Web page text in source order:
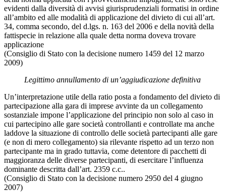
evidenti dalla diversità di avvisi giurisprudenziali formatisi in ordine
all’ambito ed alle modalità di applicazione del divieto di cui all’art.
34, comma secondo, del d.lgs. n. 163 del 2006 e della novità della
fattispecie in relazione alla quale detta norma doveva trovare
applicazione
(Consiglio di Stato con la decisione numero 1459 del 12 marzo
2009)
Legittimo annullamento di un’aggiudicazione definitiva
Un’interpretazione utile della ratio posta a fondamento del divieto di
partecipazione alla gara di imprese avvinte da un collegamento
sostanziale impone l’applicazione del principio non solo al caso in
cui partecipino alle gare società controllanti e controllate ma anche
laddove la situazione di controllo delle società partecipanti alle gare
(e non di mero collegamento) sia rilevante rispetto ad un terzo non
partecipante ma in grado tuttavia, come detentore di pacchetti di
maggioranza delle diverse partecipanti, di esercitare l’influenza
dominante descritta dall’art. 2359 c.c..
(Consiglio di Stato con la decisione numero 2950 del 4 giugno
2007)